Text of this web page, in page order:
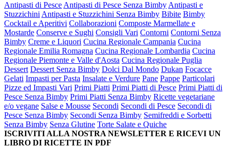
Antipasti di Pesce Antipasti di Pesce Senza Bimby Antipasti e
Stuzzichini Antipasti e Stuzzichini Senza Bimby Bibite Bimby
Cocktail e Aperitivi Collaborazioni Composte Marmellate e
Mostarde Conserve e Sughi Consigli Vari Contorni Contorni Senza
Bimby Creme e Liquori Cucina Regionale Campania Cucina
Regionale Emilia Romagna Cucina Regionale Lombardia Cucina
Regionale Piemonte e Valle d'Aosta Cucina Regionale Puglia
Dessert Dessert Senza Bimby Dolci Dal Mondo Dukan Focacce
Gelati Impasti per Pasta Insalate e Verdure Pane Pappe Particolari
Pizze ed Impasti Vari Primi Piatti Primi Piatti di Pesce Primi Piatti di
Pesce Senza Bimby Primi Piatti Senza Bimby Ricette vegetariane
e/o vegane Salse e Mousse Secondi Secondi di Pesce Secondi di
Pesce Senza Bimby Secondi Senza Bimby Semifreddi e Sorbetti
Senza Bimby Senza Glutine Torte Salate e Quiche
ISCRIVITI ALLA NOSTRA NEWSLETTER E RICEVI UN
LIBRO DI RICETTE IN PDF